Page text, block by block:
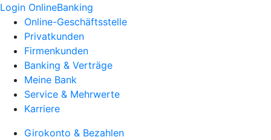
Login OnlineBanking
Online-Geschäftsstelle
Privatkunden
Firmenkunden
Banking & Verträge
Meine Bank
Service & Mehrwerte
Karriere
Girokonto & Bezahlen